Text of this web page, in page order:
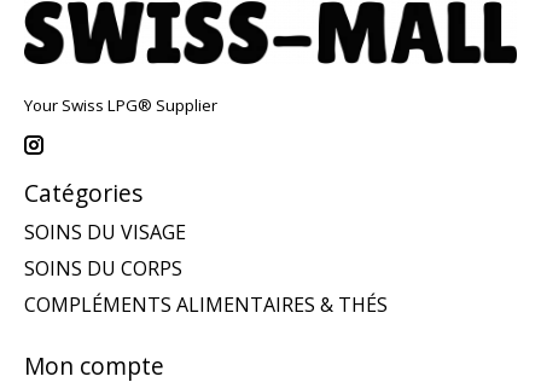
Your Swiss LPG® Supplier
Catégories
SOINS DU VISAGE
SOINS DU CORPS
COMPLÉMENTS ALIMENTAIRES & THÉS
Mon compte